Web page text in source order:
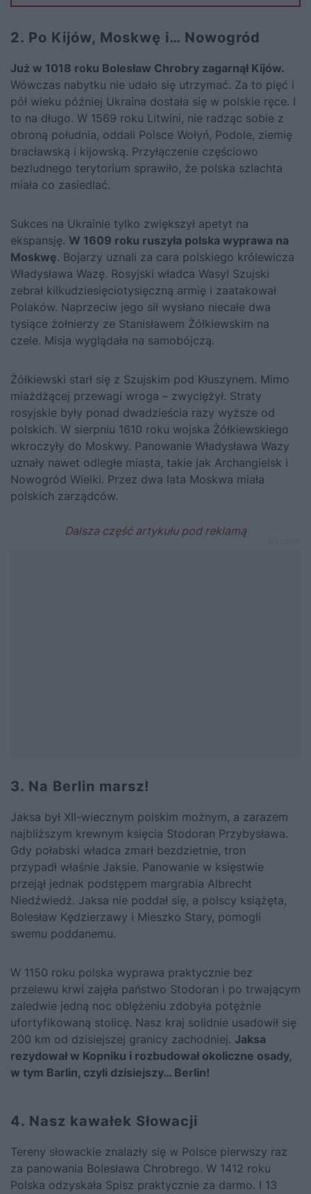
2. Po Kijów, Moskwę i… Nowogród
Już w 1018 roku Bolesław Chrobry zagarnął Kijów.
Wówczas nabytku nie udało się utrzymać. Za to pięć i
pół wieku później Ukraina dostała się w polskie ręce. I
to na długo. W 1569 roku Litwini, nie radząc sobie z
obroną południa, oddali Polsce Wołyń, Podole, ziemię
bracławską i kijowską. Przyłączenie częściowo
bezludnego terytorium sprawiło, że polska szlachta
miała co zasiedlać.
Sukces na Ukrainie tylko zwiększył apetyt na
ekspansję. W 1609 roku ruszyła polska wyprawa na
Moskwę. Bojarzy uznali za cara polskiego królewicza
Władysława Wazę. Rosyjski władca Wasyl Szujski
zebrał kilkudziesięciotysięczną armię i zaatakował
Polaków. Naprzeciw jego sił wysłano niecałe dwa
tysiące żołnierzy ze Stanisławem Żółkiewskim na
czele. Misja wyglądała na samobójczą.
Żółkiewski starł się z Szujskim pod Kłuszynem. Mimo
miażdżącej przewagi wroga – zwyciężył. Straty
rosyjskie były ponad dwadzieścia razy wyższe od
polskich. W sierpniu 1610 roku wojska Żółkiewskiego
wkroczyły do Moskwy. Panowanie Władysława Wazy
uznały nawet odległe miasta, takie jak Archangielsk i
Nowogród Wielki. Przez dwa lata Moskwa miała
polskich zarządców.
3. Na Berlin marsz!
Jaksa był XII-wiecznym polskim możnym, a zarazem
najbliższym krewnym księcia Stodoran Przybysława.
Gdy połabski władca zmarł bezdzietnie, tron
przypadł właśnie Jaksie. Panowanie w księstwie
przejął jednak podstępem margrabia Albrecht
Niedźwiedź. Jaksa nie poddał się, a polscy książęta,
Bolesław Kędzierzawy i Mieszko Stary, pomogli
swemu poddanemu.
W 1150 roku polska wyprawa praktycznie bez
przelewu krwi zajęła państwo Stodoran i po trwającym
zaledwie jedną noc oblężeniu zdobyła potężnie
ufortyfikowaną stolicę. Nasz kraj solidnie usadowił się
200 km od dzisiejszej granicy zachodniej. Jaksa
rezydował w Kopniku i rozbudował okoliczne osady,
w tym Barlin, czyli dzisiejszy… Berlin!
4. Nasz kawałek Słowacji
Tereny słowackie znalazły się w Polsce pierwszy raz
za panowania Bolesława Chrobrego. W 1412 roku
Polska odzyskała Spisz praktycznie za darmo. I 13